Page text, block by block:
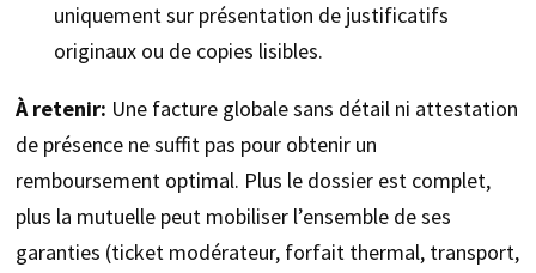
uniquement sur présentation de justificatifs
originaux ou de copies lisibles.
À retenir: Une facture globale sans détail ni attestation
de présence ne suffit pas pour obtenir un
remboursement optimal. Plus le dossier est complet,
plus la mutuelle peut mobiliser l’ensemble de ses
garanties (ticket modérateur, forfait thermal, transport,